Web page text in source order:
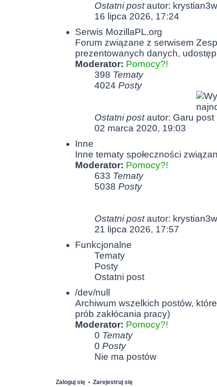
Ostatni postautor: krystian3w
16 lipca 2026, 17:24
Serwis MozillaPL.org
Forum związane z serwisem
prezentowanych danych,
Moderator: Pomocy?!
398 Tematy
4024 Posty
Ostatni postautor: Garu
02 marca 2020, 19:03
Inne
Inne tematy społeczności
Moderator: Pomocy?!
633 Tematy
5038 Posty
Ostatni postautor: krystian3w
21 lipca 2026, 17:57
Funkcjonalne
Tematy
Posty
Ostatni post
/dev/null
Archiwum wszelkich postów,
prób zakłócania pracy)
Moderator: Pomocy?!
0 Tematy
0 Posty
Nie ma postów
Zaloguj się • Zarejestruj się